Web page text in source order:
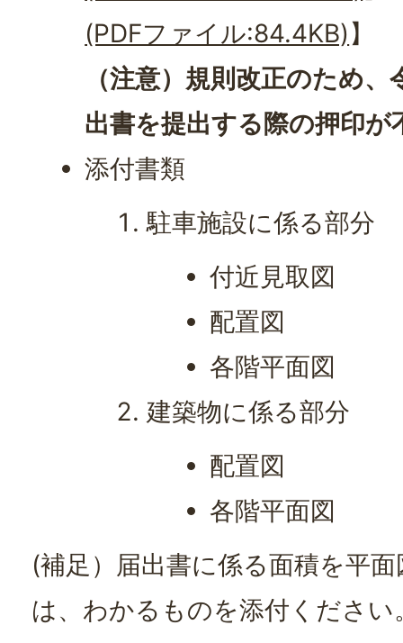
(PDFファイル:84.4KB)】
（注意）規則改正のため
出書を提出する際の押印
添付書類
駐車施設に係る部分
付近見取図
配置図
各階平面図
建築物に係る部分
配置図
各階平面図
(補足）届出書に係る面積を平
は、わかるものを添付ください